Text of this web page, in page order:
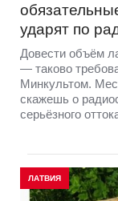
ударят по
Довести объём
— таково
Минкультом.
скажешь о
серьёзного
ЛАТВИЯ